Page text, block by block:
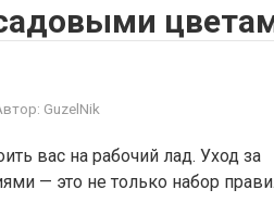
GuzelNik
вас на рабочий лад. Уход за
— это не только набор